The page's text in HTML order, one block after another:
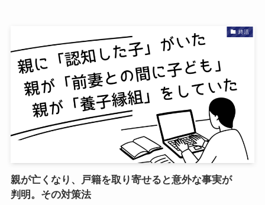
終活
親が​亡くなり、​戸籍を​取り寄せると​意外な​事実が​
判明。​その​対策法